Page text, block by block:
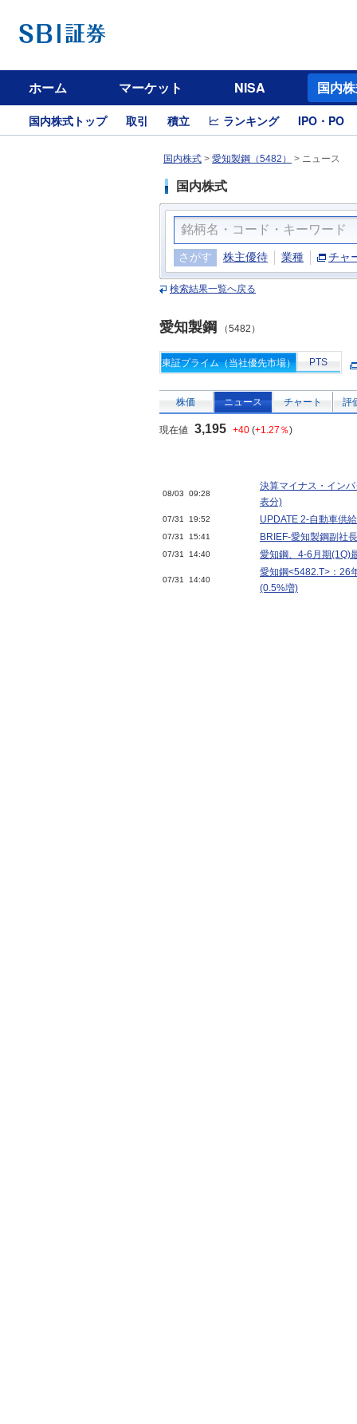
ホーム マーケット NISA 国内
国内株式トップ 取引 積立 ランキング IPO・PO
国内株式 > 愛知製鋼（5482） > ニュース
国内株式
さがす 株主優待 業種 チャ
検索結果一覧へ戻る
愛知製鋼 （5482）
東証プライム（当社優先市場） PTS
株価 ニュース チャート 評
現在値 3,195 +40 (+1.27％)
08/03 09:28
決算マイナス・イン
表分)
07/31 19:52 UPDATE 2-自動車供
07/31 15:41 BRIEF-愛知製鋼副社
07/31 14:40 愛知鋼、4-6月期(1Q)
07/31 14:40
愛知鋼<5482.T>：26
(0.5%増)